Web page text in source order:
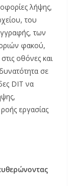
λήψης,
του
των
φακού,
οθόνες και
σε
DIT να
εργασίας